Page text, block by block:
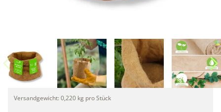
Jute Übertopf, kompostierbarer Pflanztopf, 30 Liter"
Versandgewicht: 0,220 kg pro Stück